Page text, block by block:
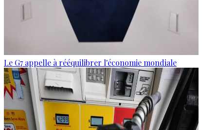
Le G7 appelle à rééquilibrer l'économie mondiale